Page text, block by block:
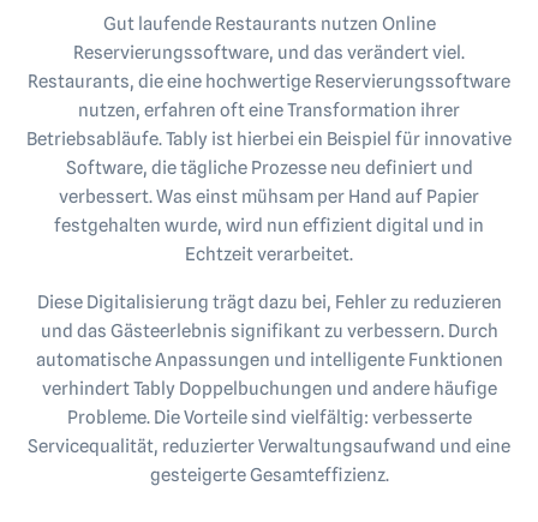
Gut laufende Restaurants nutzen Online
Reservierungssoftware, und das verändert viel.
Restaurants, die eine hochwertige Reservierungssoftware
nutzen, erfahren oft eine Transformation ihrer
Betriebsabläufe. Tably ist hierbei ein Beispiel für innovative
Software, die tägliche Prozesse neu definiert und
verbessert. Was einst mühsam per Hand auf Papier
festgehalten wurde, wird nun effizient digital und in
Echtzeit verarbeitet.
Diese Digitalisierung trägt dazu bei, Fehler zu reduzieren
und das Gästeerlebnis signifikant zu verbessern. Durch
automatische Anpassungen und intelligente Funktionen
verhindert Tably Doppelbuchungen und andere häufige
Probleme. Die Vorteile sind vielfältig: verbesserte
Servicequalität, reduzierter Verwaltungsaufwand und eine
gesteigerte Gesamteffizienz.